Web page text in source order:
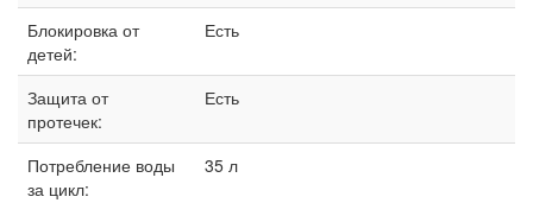
Блокировка от
детей:
Есть
Защита от
протечек:
Есть
Потребление воды
за цикл:
35 л